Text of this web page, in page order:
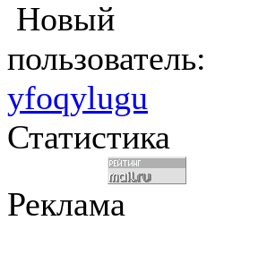
Новый
пользователь:
yfoqylugu
Статистика
Реклама